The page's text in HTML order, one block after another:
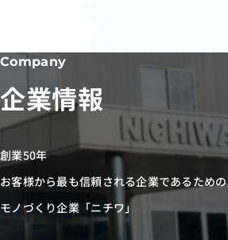
Company
企業情報
創業50年
お客様から最も信頼される企業であるための
モノづくり企業「ニチワ」